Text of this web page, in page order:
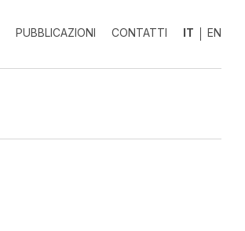
PUBBLICAZIONI CONTATTI IT EN